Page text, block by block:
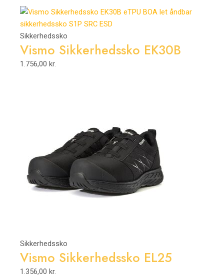
Sikkerhedssko
Vismo Sikkerhedssko EK30B
1.756,00 kr.
Sikkerhedssko
Vismo Sikkerhedssko EL25
1.356,00 kr.